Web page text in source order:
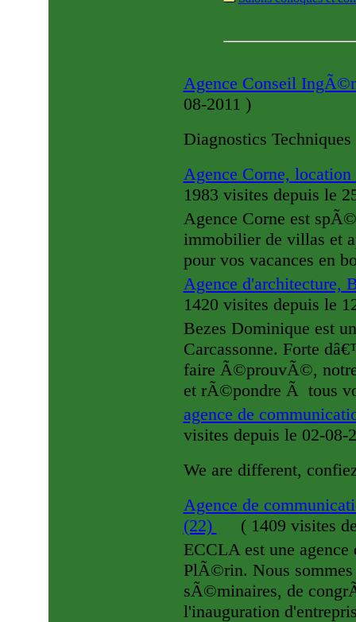
Agence Conseil
08-2011 )
Diagnostics
Agence Corne,
1983 visites depuis le
Agence Corne est
immobilier de villas et
pour vos vacances en
Agence d'architecture,
1420 visites depuis le
Bezes Dominique est
Carcassonne. Forte
faire Ã©prouvÃ©,
et rÃ©pondre Ã tous
agence de
visites depuis le 02-08-
We are different,
Agence de
(22)
(1409 visites
ECCLA est une
PlÃ©rin. Nous
sÃ©minaires, de
l'inauguration